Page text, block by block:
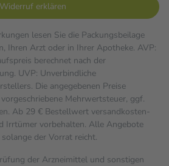
Widerruf erklären
lesen Sie die Packungsbeilage
Ihren Arzt oder in Ihrer Apotheke. AVP:
berechnet nach der
UVP: Unverbindliche
Die angegebenen Preise
Mehrwertsteuer, ggf.
Ab 29 € Bestell­wert versand­kosten­
Irrtümer vorbehalten. Alle Angebote
der Vorrat reicht.
der Arzneimittel und sonstigen